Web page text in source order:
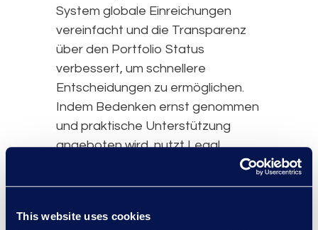
This website uses cookies
System globale Einreichungen
vereinfacht und die Transparenz
über den Portfolio Status
verbessert, um schnellere
Entscheidungen zu ermöglichen.
Indem Bedenken ernst genommen
und praktische Unterstützung
angeboten wird, nutzt Legal
Operations emotionale Intelligenz,
um den Wandel zu erleichtern und
weiterzuentwickeln.